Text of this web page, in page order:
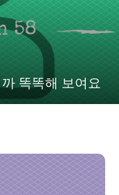
똑똑해 보여요